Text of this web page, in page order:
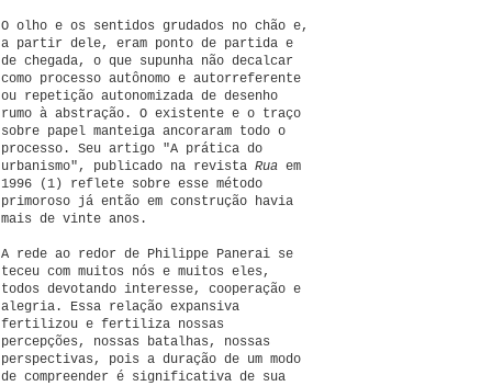
O olho e os sentidos grudados no chão e,
a partir dele, eram ponto de partida e
de chegada, o que supunha não decalcar
como processo autônomo e autorreferente
ou repetição autonomizada de desenho
rumo à abstração. O existente e o traço
sobre papel manteiga ancoraram todo o
processo. Seu artigo "A prática do
urbanismo", publicado na revista Rua em
1996 (1) reflete sobre esse método
primoroso já então em construção havia
mais de vinte anos.
A rede ao redor de Philippe Panerai se
teceu com muitos nós e muitos eles,
todos devotando interesse, cooperação e
alegria. Essa relação expansiva
fertilizou e fertiliza nossas
percepções, nossas batalhas, nossas
perspectivas, pois a duração de um modo
de compreender é significativa de sua